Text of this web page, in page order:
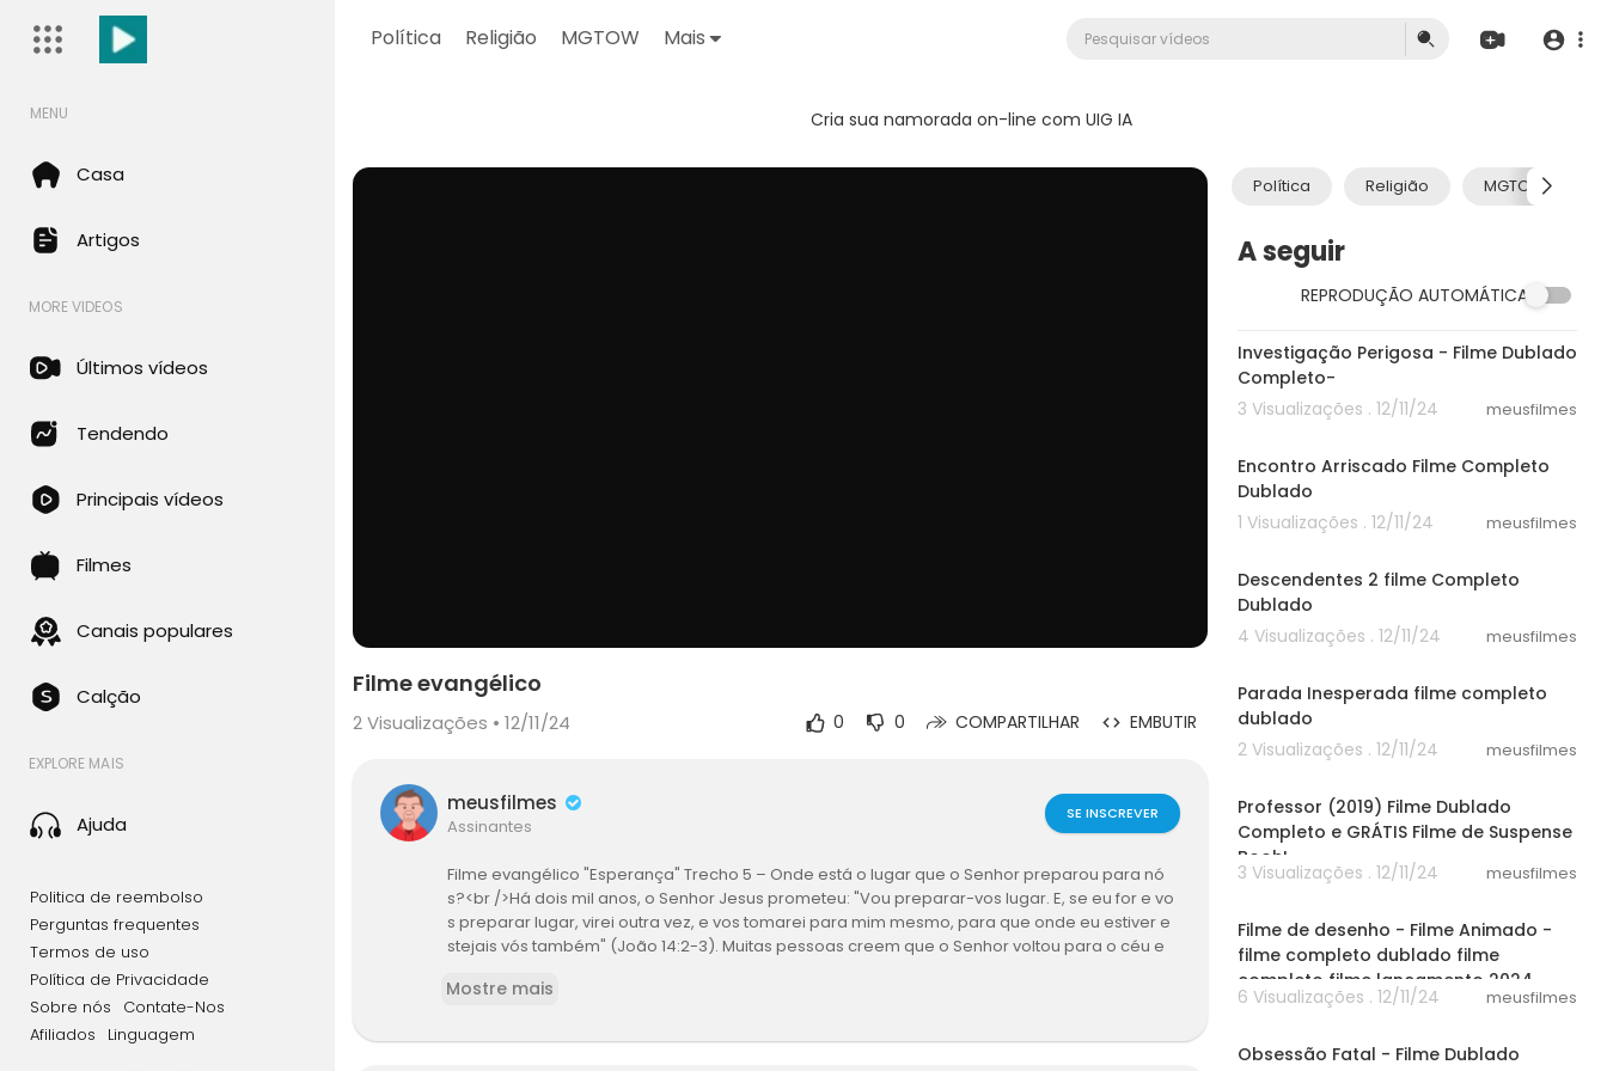
Política Religião MGTOW Mais
MENU
Casa
Artigos
MORE VIDEOS
Últimos vídeos
Tendendo
Principais vídeos
Filmes
Canais populares
Calção
EXPLORE MAIS
Ajuda
Politica de reembolso
Perguntas frequentes
Termos de uso
Política de Privacidade
Sobre nós
Contate-Nos
Afiliados
Linguagem
Cria sua namorada on-line com UIG IA
Política Religião MGTOW
A seguir
REPRODUÇÃO AUTOMÁTICA
40:15
Investigação Perigosa - Filme Dublado
Completo-
3 Visualizações . 12/11/24
meusfilmes
Encontro Arriscado Filme Completo
Dublado
1 Visualizações . 12/11/24
meusfilmes
Descendentes 2 filme Completo
Dublado
4 Visualizações . 12/11/24
meusfilmes
Parada Inesperada filme completo
dublado
2 Visualizações . 12/11/24
meusfilmes
Professor (2019) Filme Dublado
Completo e GRÁTIS Filme de Suspense
Booh!
3 Visualizações . 12/11/24 meusfilmes
Filme de desenho - Filme Animado -
filme completo dublado filme
completo filme lançamento 2024
6 Visualizações . 12/11/24 meusfilmes
Obsessão Fatal - Filme Dublado
Filme evangélico
2Visualizações • 12/11/24 0 0 COMPARTILHAR EMBUTIR
meusfilmes
Assinantes
SE INSCREVER
Filme evangélico "Esperança" Trecho 5 – Onde está o lugar que o Senhor preparou para nó
s?<br />Há dois mil anos, o Senhor Jesus prometeu: "Vou preparar-vos lugar. E, se eu for e vo
s preparar lugar, virei outra vez, e vos tomarei para mim mesmo, para que onde eu estiver e
stejais vós também" (João 14:2-3). Muitas pessoas creem que o Senhor voltou para o céu e
o com a palavra do Senhor? Que mistérios estão contidos nessa promessa?<br /><br />Relâ
ra de Deus Todo-Poderoso, a segunda vinda do Senhor Jesus, Cristo dos últimos dias. Ela é c
Mostre mais